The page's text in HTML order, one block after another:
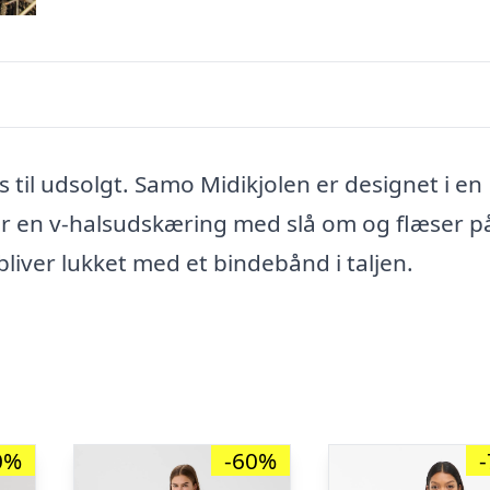
udsolgt. Samo Midikjolen er designet i en
v-halsudskæring med slå om og flæser
lukket med et bindebånd i taljen.
-60%